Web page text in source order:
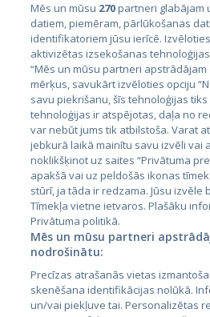
Страны
Эстония
Латвия
Литва
City24.lv
City24.ee
GetaPro.lv
Mēs un mūsu 270partneri glabājam
datiem, piemēram, pārlūkošanas
identifikatoriem jūsu ierīcē.
aktivizētas izsekošanas
“Mēs un mūsu partneri
mērķus, savukārt izvēloties opciju
savu piekrišanu, šīs tehnoloģijas
tehnoloģijas ir atspējotas, daļa no
var nebūt jums tik atbilstoša. Varat
jebkurā laikā mainītu savu izvēli vai
noklikšķinot uz saites “Privātuma
apakšā vai uz peldošās ikonas
stūrī, ja tāda ir redzama. Jūsu
Tīmekļa vietne ietvaros. Plašāku
Privātuma politikā.
Mēs un mūsu partneri
nodrošinātu:
Precīzas atrašanās vietas
skenēšana identifikācijas nolūkā.
un/vai piekļuve tai. Personalizētas